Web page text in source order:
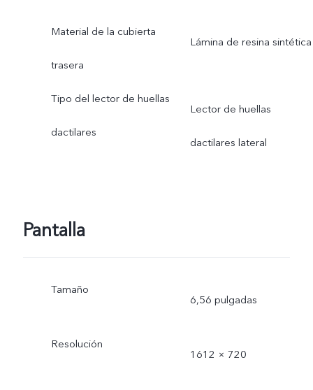
Material de la cubierta
trasera
Lámina de resina sintética
Tipo del lector de huellas
dactilares
Lector de huellas
dactilares lateral
Pantalla
Tamaño
6,56 pulgadas
Resolución
1612 × 720